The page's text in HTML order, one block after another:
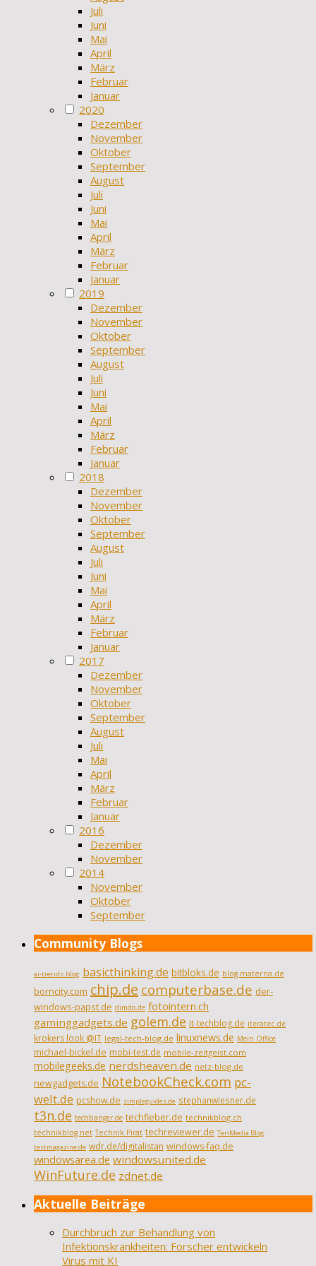
Juli
Juni
Mai
April
März
Februar
Januar
2020
Dezember
November
Oktober
September
August
Juli
Juni
Mai
April
März
Februar
Januar
2019
Dezember
November
Oktober
September
August
Juli
Juni
Mai
April
März
Februar
Januar
2018
Dezember
November
Oktober
September
August
Juli
Juni
Mai
April
März
Februar
Januar
2017
Dezember
November
Oktober
September
August
Juli
Mai
April
März
Februar
Januar
2016
Dezember
November
2014
November
Oktober
September
Community Blogs
ai-trends.blog basicthinking.de bitbloks.de blog.materna.de
borncity.com chip.de computerbase.de der-
windows-papst.de dimdo.de fotointern.ch
gaminggadgets.de golem.de it-techblog.de iteratec.de
krokers look @IT legal-tech-blog.de linuxnews.de Mein Office
michael-bickel.de mobi-test.de mobile-zeitgeist.com
mobilegeeks.de nerdsheaven.de netz-blog.de
newgadgets.de NotebookCheck.com pc-
welt.de pcshow.de simpleguides.de stephanwiesner.de
t3n.de techbanger.de techfieber.de technikblog.ch
technikblog.net Technik Pirat techreviewer.de TenMedia Blog
testmagazine.de wdr.de/digitalistan windows-faq.de
windowsarea.de windowsunited.de
WinFuture.de zdnet.de
Aktuelle Beiträge
Durchbruch zur Behandlung von
Infektionskrankheiten: Forscher entwickeln
Virus mit KI